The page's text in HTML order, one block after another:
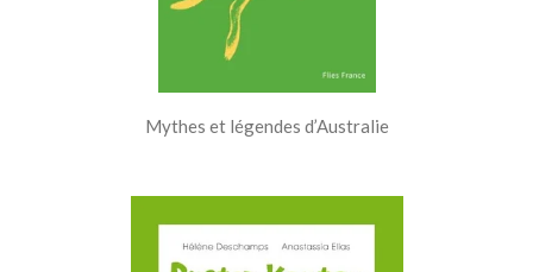
Mythes et légendes d’Australie